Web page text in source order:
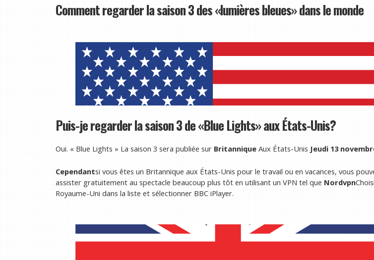
Comment regarder la saison 3 des «lumières bleues» dans le monde
Puis-je regarder la saison 3 de «Blue Lights» aux États-Unis?
Oui. « Blue Lights » La saison 3 sera publiée sur Britannique Aux États-Unis Jeudi 13
Cependantsi vous êtes un Britannique aux États-Unis pour le travail ou en vacances, vous
assister gratuitement au spectacle beaucoup plus tôt en utilisant un VPN tel que Nordvpn
Royaume-Uni dans la liste et sélectionner BBC iPlayer.